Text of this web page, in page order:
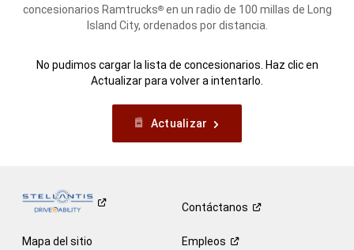
concesionarios Ramtrucks®en un radio de 100 millas de Long
Island City, ordenados por distancia.
No pudimos cargar la lista de concesionarios. Haz clic en
Actualizar para volver a intentarlo.
Actualizar
Contáctanos
Mapa del sitio Empleos